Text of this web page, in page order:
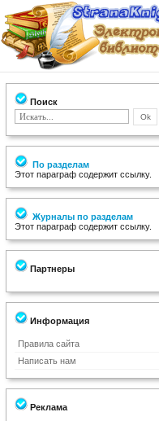
Поиск
По разделам
Этот параграф содержит ссылку.
Журналы по разделам
Этот параграф содержит ссылку.
Партнеры
Информация
Правила сайта
Написать нам
Реклама